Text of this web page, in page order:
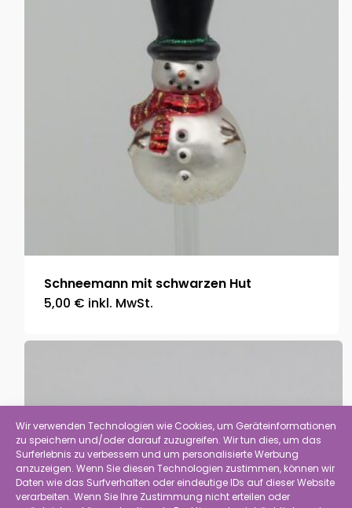
Wir verwenden Technologien wie Cookies, um Geräteinformationen
zu speichern und/oder darauf zuzugreifen. Wir tun dies, um das
Surferlebnis zu verbessern und um personalisierte Werbung
anzuzeigen. Wenn Sie diesen Technologien zustimmen, können wir
Daten wie das Surfverhalten oder eindeutige IDs auf dieser Website
verarbeiten. Wenn Sie Ihre Zustimmung nicht erteilen oder
Schneemann mit schwarzen Hut
5,00 € inkl. MwSt.